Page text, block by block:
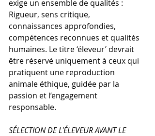
exige un ensemble de qualités :
Rigueur, sens critique,
connaissances approfondies,
compétences reconnues et qualités
humaines. Le titre ‘éleveur’ devrait
être réservé uniquement à ceux qui
pratiquent une reproduction
animale éthique, guidée par la
passion et l’engagement
responsable.
SÉLECTION DE L'ÉLEVEUR AVANT LE